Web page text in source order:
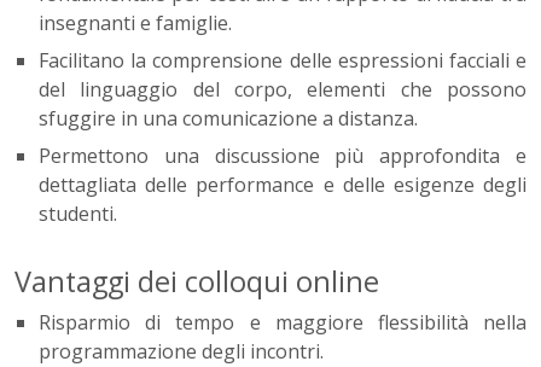
insegnanti e famiglie.
Facilitano la comprensione delle espressioni facciali e
del linguaggio del corpo, elementi che possono
sfuggire in una comunicazione a distanza.
Permettono una discussione più approfondita e
dettagliata delle performance e delle esigenze degli
studenti.
Vantaggi dei colloqui online
Risparmio di tempo e maggiore flessibilità nella
programmazione degli incontri.